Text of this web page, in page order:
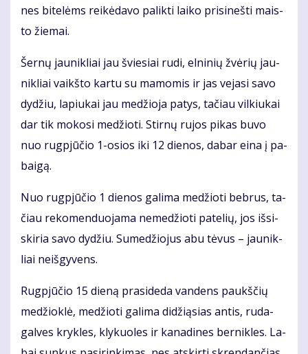
nes bi­te­lėms rei­kė­da­vo pa­lik­ti lai­ko pri­si­neš­ti mais­
to žie­mai.
Šer­nų jau­nik­liai jau švie­siai ru­di, el­ni­nių žvė­rių jau­
nik­liai vaikš­to kar­tu su ma­mo­mis ir jas ve­ja­si sa­vo
dy­džiu, la­piu­kai jau me­džio­ja pa­tys, ta­čiau vil­kiu­kai
dar tik mo­ko­si me­džio­ti. Stir­nų ru­jos pi­kas bu­vo
nuo rug­pjū­čio 1-osios iki 12 die­nos, da­bar ei­na į pa­
bai­gą.
Nuo rug­pjū­čio 1 die­nos ga­li­ma me­džio­ti beb­rus, ta­
čiau re­ko­men­duo­ja­ma ne­me­džio­ti pa­te­lių, jos iš­si­
ski­ria sa­vo dy­džiu. Su­me­džio­jus abu tė­vus – jau­nik­
liai ne­iš­gy­vens.
Rug­pjū­čio 15 die­ną pra­si­de­da van­dens paukš­čių
me­džiok­lė, me­džio­ti ga­li­ma di­dži­ą­sias an­tis, ru­da­
gal­ves kryk­les, kly­kuo­les ir ka­na­di­nes ber­nik­les. La­